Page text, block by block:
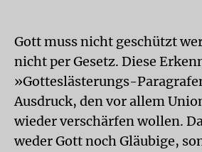
Gott muss nicht geschützt
nicht per Gesetz. Diese
»Gotteslästerungs-
Ausdruck, den vor allem
wieder verschärfen wollen.
weder Gott noch Gläubige,